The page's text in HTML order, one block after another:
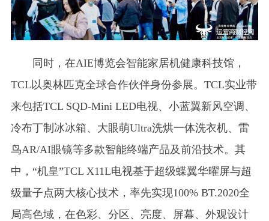
同时，在AIE博览会智能家居机健康科技馆，
TCL以奥林匹克全球合作伙伴身份参展。TCL实业带
来包括TCL SQD-Mini LED电视、小蓝翼新风空调、
冷布丁制冰冰箱、大眼萌Ultra洗烘一体洗衣机、雷
鸟AR/AI眼镜等多款智能终端产品及前沿技术。其
中，“机皇”TCL X11L电视基于超级蝶翼华曜屏与超
级量子点两大核心技术，率先实现100% BT.2020全
局高色域，在色彩、分区、亮度、屏幕、外观设计